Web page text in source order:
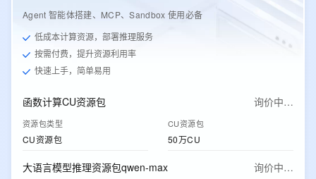
Agent 智能体搭建、MCP、Sandbox 使用必备
低成本计算资源，部署推理服务
按需付费，提升资源利用率
快速上手，简单易用
函数计算CU资源包 询价中…
资源包类型
CU资源包
CU资源包
50万CU
大语言模型推理资源包qwen-max 询价中…